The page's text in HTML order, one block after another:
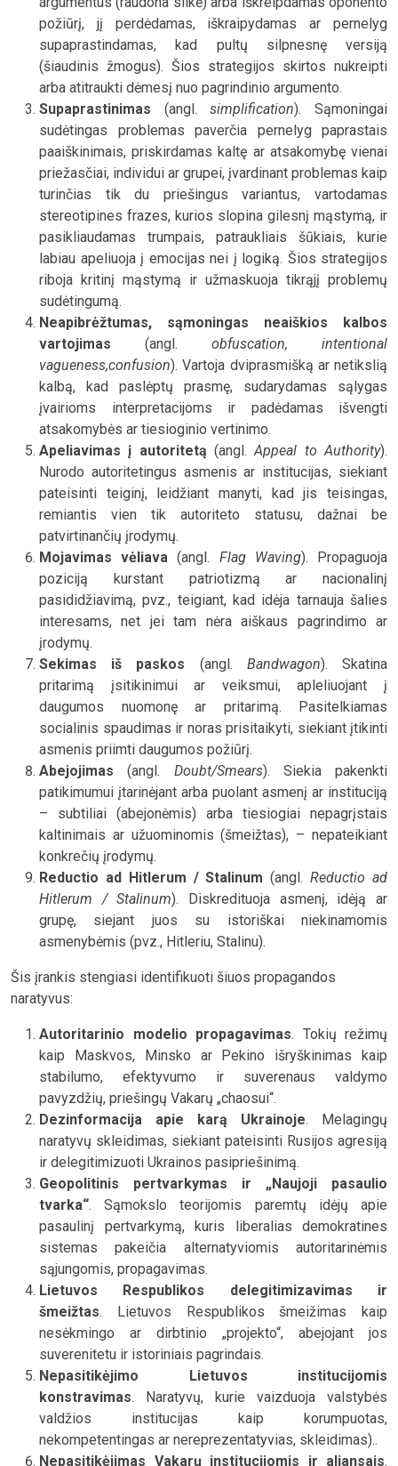
požiūrį, jį perdėdamas, iškraipydamas ar pernelyg
supaprastindamas, kad pultų silpnesnę versiją
(šiaudinis žmogus). Šios strategijos skirtos nukreipti
arba atitraukti dėmesį nuo pagrindinio argumento.
Supaprastinimas (angl.simplification). Sąmoningai
sudėtingas problemas paverčia pernelyg paprastais
paaiškinimais, priskirdamas kaltę ar atsakomybę vienai
priežasčiai, individui ar grupei, įvardinant problemas kaip
turinčias tik du priešingus variantus, vartodamas
stereotipines frazes, kurios slopina gilesnį mąstymą, ir
pasikliaudamas trumpais, patraukliais šūkiais, kurie
labiau apeliuoja į emocijas nei į logiką. Šios strategijos
riboja kritinį mąstymą ir užmaskuoja tikrąjį problemų
sudėtingumą.
Neapibrėžtumas, sąmoningas neaiškios kalbos
vartojimas (angl. obfuscation, intentional
vagueness,confusion). Vartoja dviprasmišką ar netikslią
kalbą, kad paslėptų prasmę, sudarydamas sąlygas
įvairioms interpretacijoms ir padėdamas išvengti
atsakomybės ar tiesioginio vertinimo.
Apeliavimas į autoritetą (angl.Appeal to Authority).
Nurodo autoritetingus asmenis ar institucijas, siekiant
pateisinti teiginį, leidžiant manyti, kad jis teisingas,
remiantis vien tik autoriteto statusu, dažnai be
patvirtinančių įrodymų.
Mojavimas vėliava (angl. Flag Waving). Propaguoja
poziciją kurstant patriotizmą ar nacionalinį
pasididžiavimą, pvz., teigiant, kad idėja tarnauja šalies
interesams, net jei tam nėra aiškaus pagrindimo ar
įrodymų.
Sekimas iš paskos (angl. Bandwagon). Skatina
pritarimą įsitikinimui ar veiksmui, apleliuojant į
daugumos nuomonę ar pritarimą. Pasitelkiamas
socialinis spaudimas ir noras prisitaikyti, siekiant įtikinti
asmenis priimti daugumos požiūrį.
Abejojimas (angl. Doubt/Smears). Siekia pakenkti
patikimumui įtarinėjant arba puolant asmenį ar instituciją
– subtiliai (abejonėmis) arba tiesiogiai nepagrįstais
kaltinimais ar užuominomis (šmeižtas), – nepateikiant
konkrečių įrodymų.
Reductio ad Hitlerum / Stalinum (angl.Reductio ad
Hitlerum / Stalinum). Diskredituoja asmenį, idėją ar
grupę, siejant juos su istoriškai niekinamomis
asmenybėmis (pvz., Hitleriu, Stalinu).
Šis įrankis stengiasi identifikuoti šiuos propagandos
naratyvus:
Autoritarinio modelio propagavimas. Tokių režimų
kaip Maskvos, Minsko ar Pekino išryškinimas kaip
stabilumo, efektyvumo ir suverenaus valdymo
pavyzdžių, priešingų Vakarų „chaosui“.
Dezinformacija apie karą Ukrainoje. Melagingų
naratyvų skleidimas, siekiant pateisinti Rusijos agresiją
ir delegitimizuoti Ukrainos pasipriešinimą.
Geopolitinis pertvarkymas ir „Naujoji pasaulio
tvarka“. Sąmokslo teorijomis paremtų idėjų apie
pasaulinį pertvarkymą, kuris liberalias demokratines
sistemas pakeičia alternatyviomis autoritarinėmis
sąjungomis, propagavimas.
Lietuvos Respublikos delegitimizavimas ir
šmeižtas. Lietuvos Respublikos šmeižimas kaip
nesėkmingo ar dirbtinio „projekto“, abejojant jos
suverenitetu ir istoriniais pagrindais.
Nepasitikėjimo Lietuvos institucijomis
konstravimas. Naratyvų, kurie vaizduoja valstybės
valdžios institucijas kaip korumpuotas,
nekompetentingas ar nereprezentatyvias, skleidimas)..
Nepasitikėjimas Vakarų institucijomis ir aljansais.